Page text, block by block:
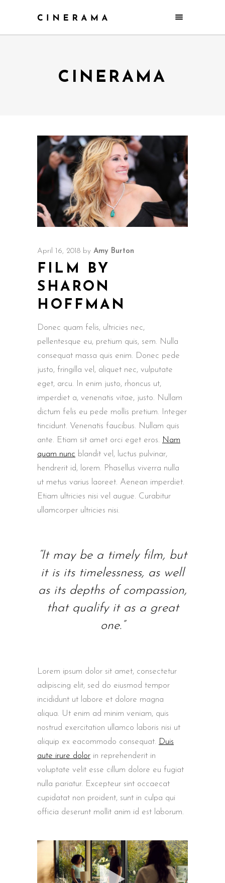
CINERAMA
April 16, 2018 by Amy Burton
FILM BY
SHARON
HOFFMAN
Donec quam felis, ultricies nec,
pellentesque eu, pretium quis, sem. Nulla
consequat massa quis enim. Donec pede
justo, fringilla vel, aliquet nec, vulputate
eget, arcu. In enim justo, rhoncus ut,
imperdiet a, venenatis vitae, justo. Nullam
dictum felis eu pede mollis pretium. Integer
tincidunt. Venenatis faucibus. Nullam quis
ante. Etiam sit amet orci eget eros. Nam
quam nunc blandit vel, luctus pulvinar,
hendrerit id, lorem. Phasellus viverra nulla
ut metus varius laoreet. Aenean imperdiet.
Etiam ultricies nisi vel augue. Curabitur
ullamcorper ultricies nisi.
“It may be a timely film, but
it is its timelessness, as well
as its depths of compassion,
that qualify it as a great
one.”
Lorem ipsum dolor sit amet, consectetur
adipiscing elit, sed do eiusmod tempor
incididunt ut labore et dolore magna
aliqua. Ut enim ad minim veniam, quis
nostrud exercitation ullamco laboris nisi ut
aliquip ex eacommodo consequat. Duis
aute irure dolor in reprehenderit in
voluptate velit esse cillum dolore eu fugiat
nulla pariatur. Excepteur sint occaecat
cupidatat non proident, sunt in culpa qui
officia deserunt mollit anim id est laborum.